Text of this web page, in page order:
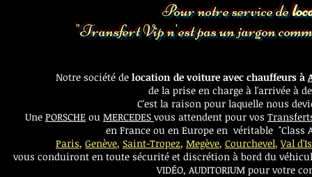
Pour notre service de
"Transfert Vip n'est pas un jargon
Notre société de location de voiture avec chauffeurs à
de la prise en charge à l'arrivée à
C'est la raison pour laquelle nous
Une PORSCHE ou MERCEDES vous attendent pour vos
en France ou en Europe en véritable "Class
Paris, Genève, Saint-Tropez, Megève, Courchevel,Val
vous conduiront en toute sécurité et discrétion à bord du
VIDÉO, AUDITORIUM pour votre